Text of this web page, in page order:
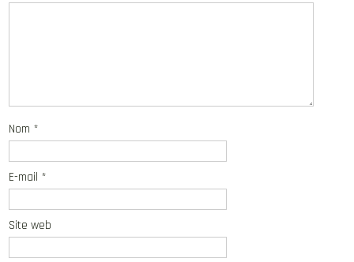
Nom *
E-mail *
Site web